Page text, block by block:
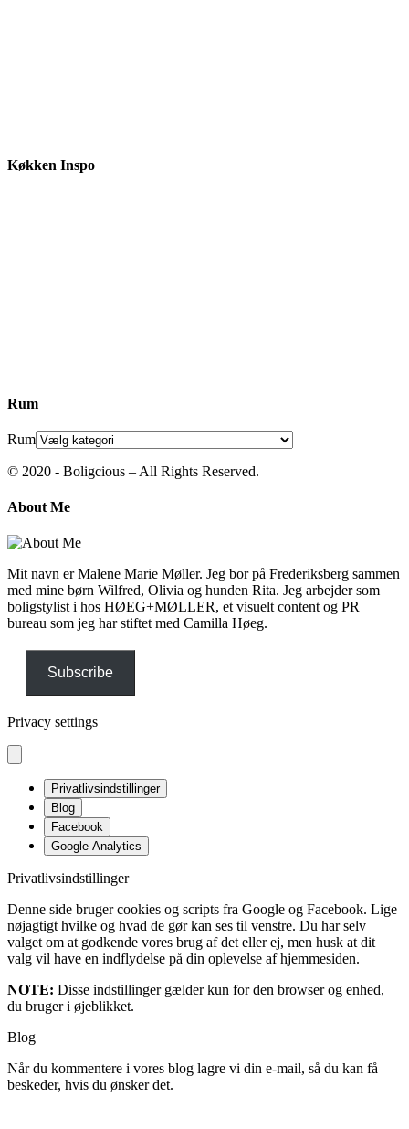
Køkken Inspo
Rum
Rum
© 2020 - Boligcious – All Rights Reserved.
About Me
Mit navn er Malene Marie Møller. Jeg bor på Frederiksberg sammen
med mine børn Wilfred, Olivia og hunden Rita. Jeg arbejder som
boligstylist i hos HØEG+MØLLER, et visuelt content og PR
bureau som jeg har stiftet med Camilla Høeg.
Subscribe
Privacy settings
Privatlivsindstillinger
Blog
Facebook
Google Analytics
Privatlivsindstillinger
Denne side bruger cookies og scripts fra Google og Facebook. Lige
nøjagtigt hvilke og hvad de gør kan ses til venstre. Du har selv
valget om at godkende vores brug af det eller ej, men husk at dit
valg vil have en indflydelse på din oplevelse af hjemmesiden.
NOTE: Disse indstillinger gælder kun for den browser og enhed,
du bruger i øjeblikket.
Blog
Når du kommentere i vores blog lagre vi din e-mail, så du kan få
beskeder, hvis du ønsker det.